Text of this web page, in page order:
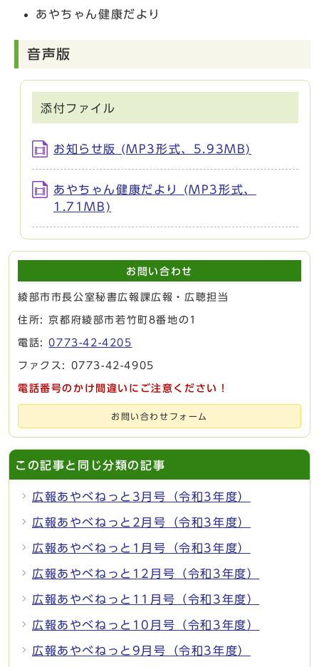
あやちゃん健康だより
音声版
添付ファイル
お知らせ版 (MP3形式、5.93MB)
あやちゃん健康だより (MP3形式、
1.71MB)
お問い合わせ
綾部市市長公室秘書広報課広報・広聴担当
住所: 京都府綾部市若竹町8番地の1
電話:0773-42-4205
ファクス: 0773-42-4905
電話番号のかけ間違いにご注意ください！
お問い合わせフォーム
この記事と同じ分類の記事
広報あやべねっと3月号（令和3年度）
広報あやべねっと2月号（令和3年度）
広報あやべねっと1月号（令和3年度）
広報あやべねっと12月号（令和3年度）
広報あやべねっと11月号（令和3年度）
広報あやべねっと10月号（令和3年度）
広報あやべねっと9月号（令和3年度）